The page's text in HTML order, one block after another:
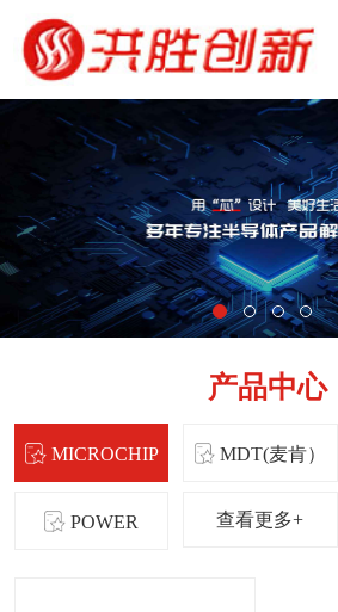
产品中心
MICROCHIP MDT(麦肯）
POWER 查看更多+